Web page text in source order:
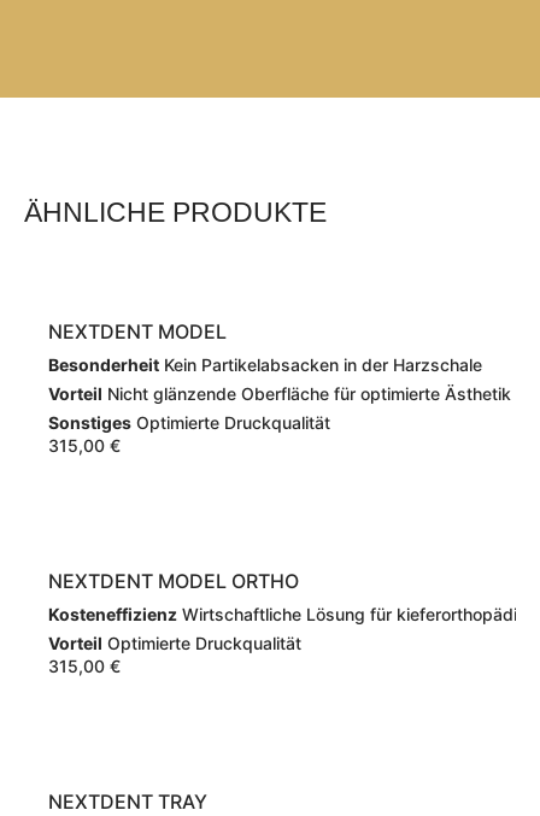
ÄHNLICHE PRODUKTE
NEXTDENT MODEL
Besonderheit Kein Partikelabsacken in der Harzschale
Vorteil Nicht glänzende Oberfläche für optimierte Ästhetik
Sonstiges Optimierte Druckqualität
315,00 €
NEXTDENT MODEL ORTHO
Kosteneffizienz Wirtschaftliche Lösung für
Vorteil Optimierte Druckqualität
315,00 €
NEXTDENT TRAY